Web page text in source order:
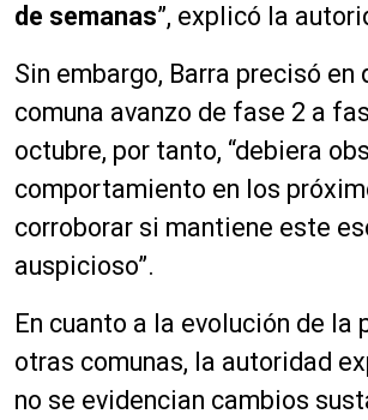
de semanas”, explicó la
Sin embargo, Barra precisó en
comuna avanzo de fase 2 a
octubre, por tanto, “debiera
comportamiento en los
corroborar si mantiene este
auspicioso”.
En cuanto a la evolución de la
otras comunas, la autoridad
no se evidencian cambios